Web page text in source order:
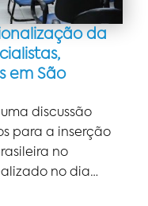
da
em São
discussão
para a inserção
no
no dia…